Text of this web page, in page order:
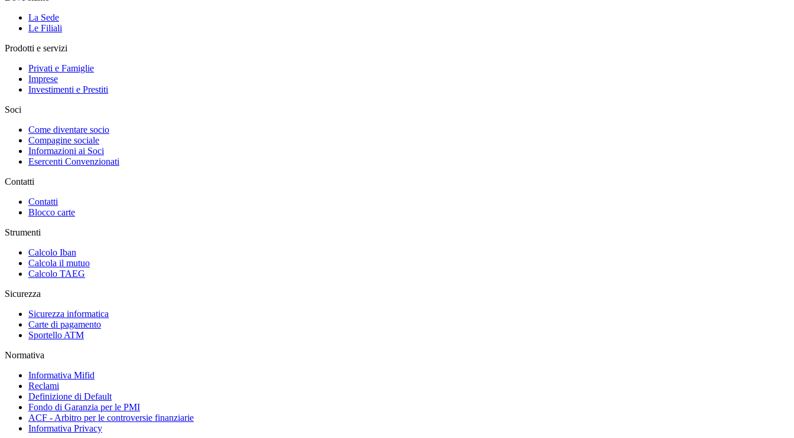
La Sede
Le Filiali
Prodotti e servizi
Privati e Famiglie
Imprese
Investimenti e Prestiti
Soci
Come diventare socio
Compagine sociale
Informazioni ai Soci
Esercenti Convenzionati
Contatti
Contatti
Blocco carte
Strumenti
Calcolo Iban
Calcola il mutuo
Calcolo TAEG
Sicurezza
Sicurezza informatica
Carte di pagamento
Sportello ATM
Normativa
Informativa Mifid
Reclami
Definizione di Default
Fondo di Garanzia per le PMI
ACF - Arbitro per le controversie finanziarie
Informativa Privacy